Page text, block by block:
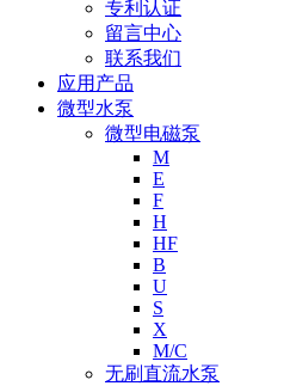
专利认证
留言中心
联系我们
应用产品
微型水泵
微型电磁泵
M
E
F
H
HF
B
U
S
X
M/C
无刷直流水泵